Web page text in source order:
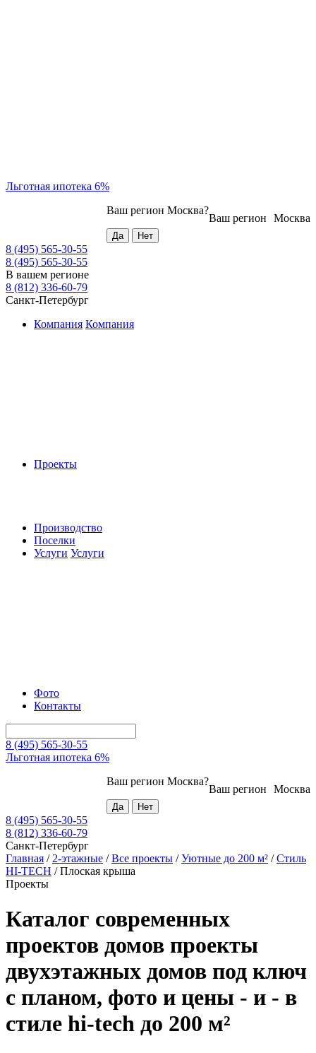
Льготная ипотека 6%
Москва
Ваш регион
Ваш регион Москва?
8 (495) 565-30-55
8 (495) 565-30-55
В вашем регионе
8 (812) 336-60-79
Санкт-Петербург
Компания Компания
Проекты
Производство
Поселки
Услуги Услуги
Фото
Контакты
8 (495) 565-30-55
Льготная ипотека 6%
Москва
Ваш регион
Ваш регион Москва?
8 (495) 565-30-55
8 (812) 336-60-79
Санкт-Петербург
Главная / 2-этажные /Все проекты /Уютные до 200 м² /Стиль
HI-TECH /Плоская крыша
Проекты
Каталог современных
проектов домов проекты
двухэтажных домов под ключ
с планом, фото и цены - и - в
стиле hi-tech до 200 м²